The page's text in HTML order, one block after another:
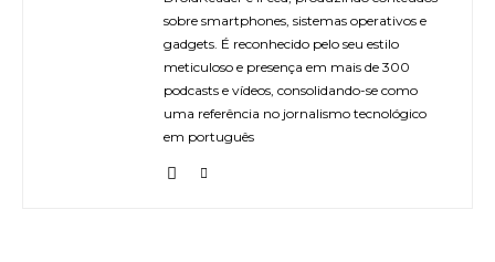
sobre smartphones, sistemas operativos e
gadgets. É reconhecido pelo seu estilo
meticuloso e presença em mais de 300
podcasts e vídeos, consolidando-se como
uma referência no jornalismo tecnológico
em português